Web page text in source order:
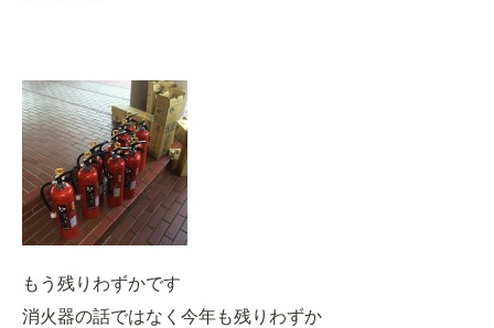
もう残りわずかです
消火器の話ではなく今年も残りわずか